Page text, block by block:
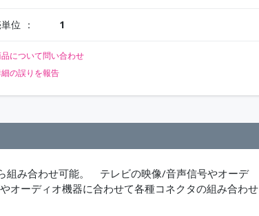
位 1
について問い合わせ
の誤りを報告
組み合わせ可能。 テレビの映像/音声信号やオーデ
オーディオ機器に合わせて各種コネクタの組み合わせ